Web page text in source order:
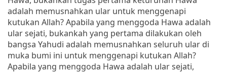
adalah memusnahkan ular untuk menggenapi
kutukan Allah? Apabila yang menggoda Hawa adalah
ular sejati, bukankah yang pertama dilakukan oleh
bangsa Yahudi adalah memusnahkan seluruh ular di
muka bumi ini untuk menggenapi kutukan Allah?
Apabila yang menggoda Hawa adalah ular sejati,